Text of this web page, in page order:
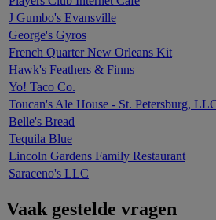
J Gumbo's Evansville
George's Gyros
French Quarter New Orleans Kit
Hawk's Feathers & Finns
Yo! Taco Co.
Toucan's Ale House - St. Petersburg,
Belle's Bread
Tequila Blue
Lincoln Gardens Family Restaurant
Saraceno's LLC
Vaak gestelde vragen